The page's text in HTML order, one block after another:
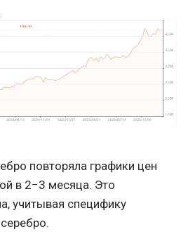
повторяла графики цен
в 2−3 месяца. Это
учитывая специфику